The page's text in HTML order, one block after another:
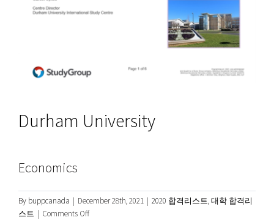
Durham University
Economics
By buppcanada | December 28th, 2021 | 2020 합격리스트,대학 합격리
스트 | Comments Offon